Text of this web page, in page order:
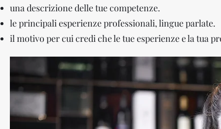
una descrizione delle tue competenze.
le principali esperienze professionali, lingue parlate.
il motivo per cui credi che le tue esperienze e la tua